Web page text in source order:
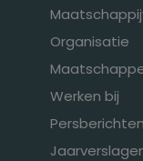
Organisatie
Werken bij